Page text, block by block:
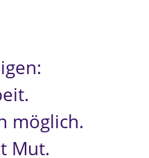
möglich.
Mut.